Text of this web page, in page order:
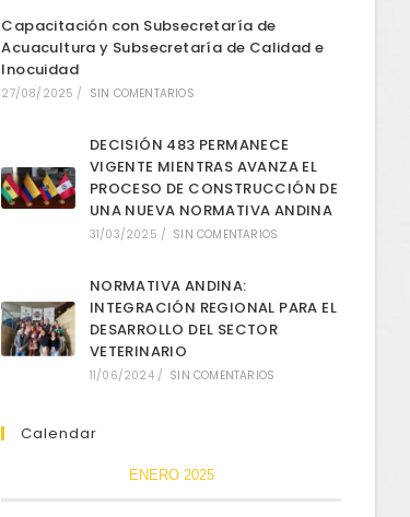
Capacitación con Subsecretaría de
Acuacultura y Subsecretaría de Calidad e
Inocuidad
27/08/2025 / SIN COMENTARIOS
DECISIÓN 483 PERMANECE
VIGENTE MIENTRAS AVANZA EL
PROCESO DE CONSTRUCCIÓN DE
UNA NUEVA NORMATIVA ANDINA
31/03/2025 / SIN COMENTARIOS
NORMATIVA ANDINA:
INTEGRACIÓN REGIONAL PARA EL
DESARROLLO DEL SECTOR
VETERINARIO
11/06/2024 / SIN COMENTARIOS
Calendar
ENERO 2025